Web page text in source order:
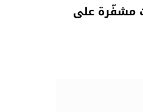
مشفّرة على